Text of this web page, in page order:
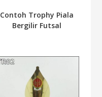
Contoh Trophy Piala
Bergilir Futsal